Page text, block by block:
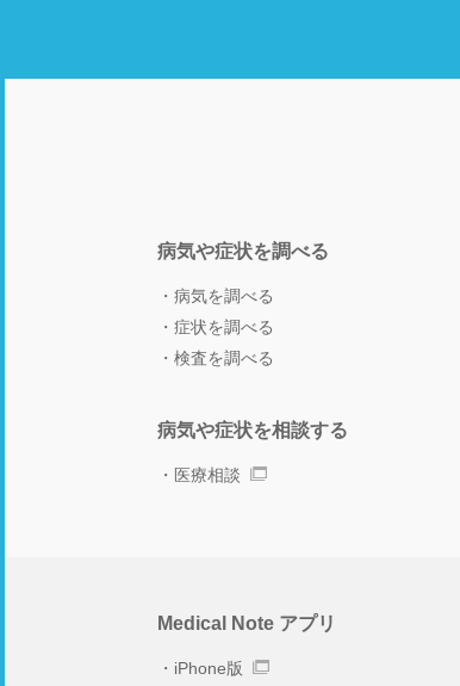
病気や症状を調べる
病気を調べる
症状を調べる
検査を調べる
病気や症状を相談する
医療相談
Medical Note アプリ
iPhone版